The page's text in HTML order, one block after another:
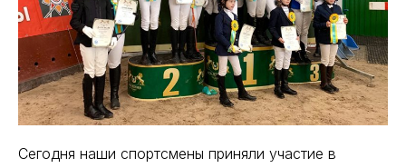
Сегодня наши спортсмены приняли участие в